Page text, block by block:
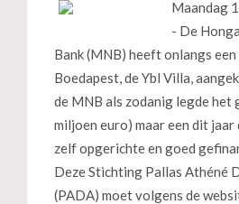
Maandag
- De
Bank (MNB) heeft onlangs een
Boedapest, de Ybl Villa,
de MNB als zodanig legde het
miljoen euro) maar een dit jaar
zelf opgerichte en goed
Deze Stichting Pallas Athéné
(PADA) moet volgens de